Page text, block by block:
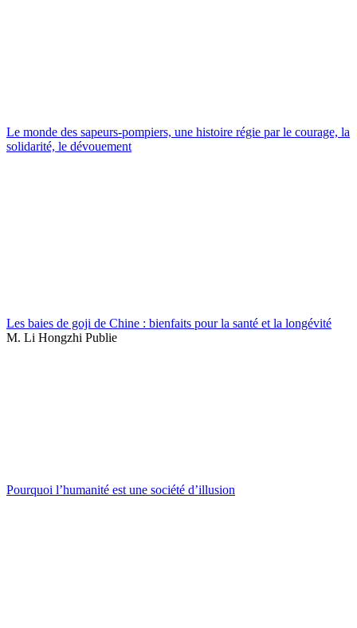
Le monde des sapeurs-pompiers, une histoire régie par le courage, la
solidarité, le dévouement
Les baies de goji de Chine : bienfaits pour la santé et la longévité
M. Li Hongzhi Publie
Pourquoi l’humanité est une société d’illusion